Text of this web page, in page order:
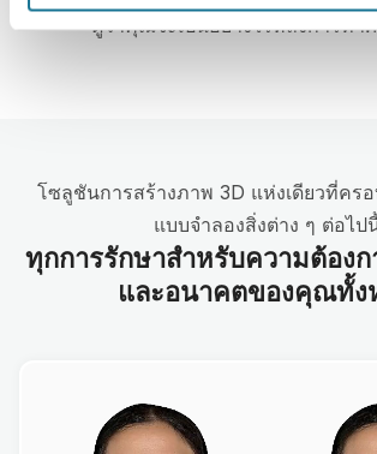
ดูว่าคุณจะเป็นอย่างไรหลังการทำ
โซลูชันการสร้างภาพ 3D แห่งเดียวที่คร
แบบจำลองสิ่งต่าง ๆ ต่อไป
ทุกการรักษาสำหรับความต้อง
และอนาคตของคุณทั้ง